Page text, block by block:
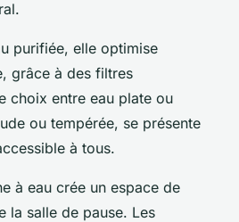
purifiée, elle optimise
grâce à des filtres
choix entre eau plate ou
ou tempérée, se présente
à tous.
à eau crée un espace de
la salle de pause. Les